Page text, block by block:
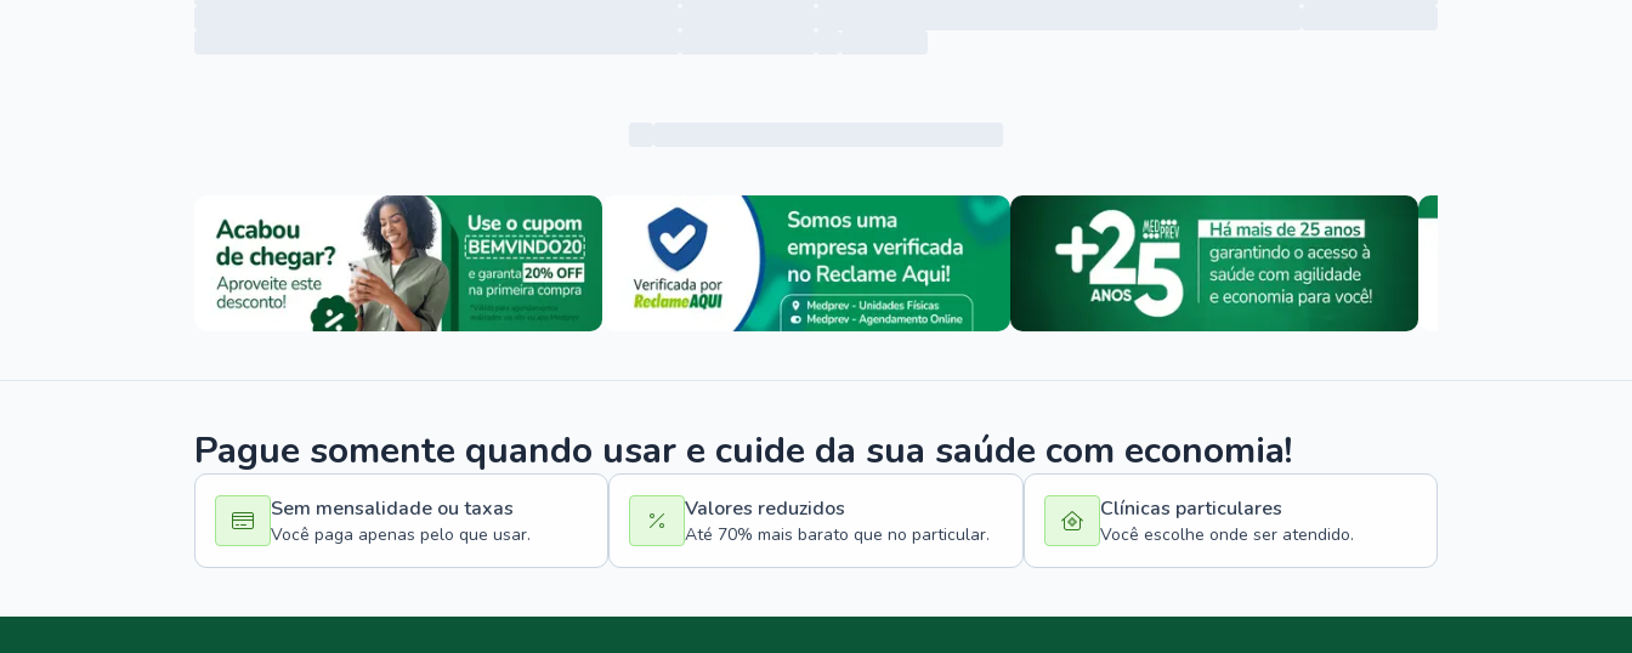
Menu lateral
Pague somente quando usar e cuide da sua saúde com economia!
Sem mensalidade ou taxas
Você paga apenas pelo que usar.
Valores reduzidos
Até 70% mais barato que no particular.
Clínicas particulares
Você escolhe onde ser atendido.